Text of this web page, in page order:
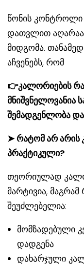
წონის
დათვლით
მიდგომა.
აჩვენებს, რომ
👉კალორიების
მნიშვნელოვანია
შემადგენლობა და
➤ რატომ არ
პრაქტიკული?
თეორიულად
მარტივია,
შეუძლებელია:
მომზადებული
დადგენა
დახარჯული